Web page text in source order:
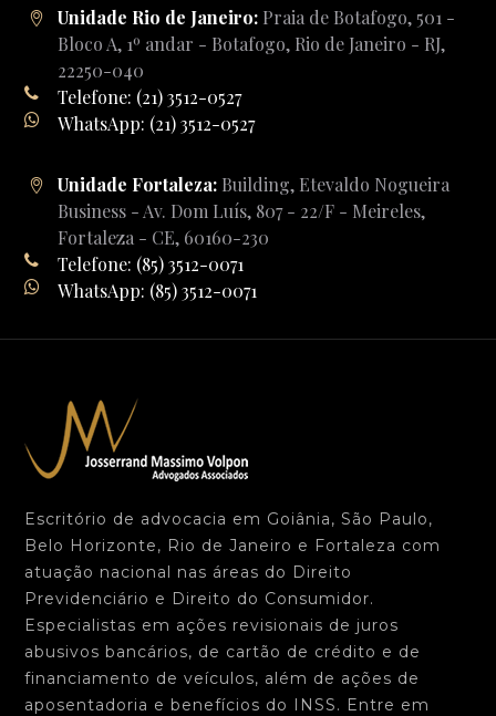
Unidade Rio de Janeiro: Praia de Botafogo, 501 -
Bloco A, 1º andar - Botafogo, Rio de Janeiro - RJ,
22250-040
Telefone: (21) 3512-0527
WhatsApp: (21) 3512-0527
Unidade Fortaleza: Building, Etevaldo Nogueira
Business - Av. Dom Luís, 807 - 22/F - Meireles,
Fortaleza - CE, 60160-230
Telefone: (85) 3512-0071
WhatsApp: (85) 3512-0071
Escritório de advocacia em Goiânia, São Paulo,
Belo Horizonte, Rio de Janeiro e Fortaleza com
atuação nacional nas áreas do Direito
Previdenciário e Direito do Consumidor.
Especialistas em ações revisionais de juros
abusivos bancários, de cartão de crédito e de
financiamento de veículos, além de ações de
aposentadoria e benefícios do INSS. Entre em